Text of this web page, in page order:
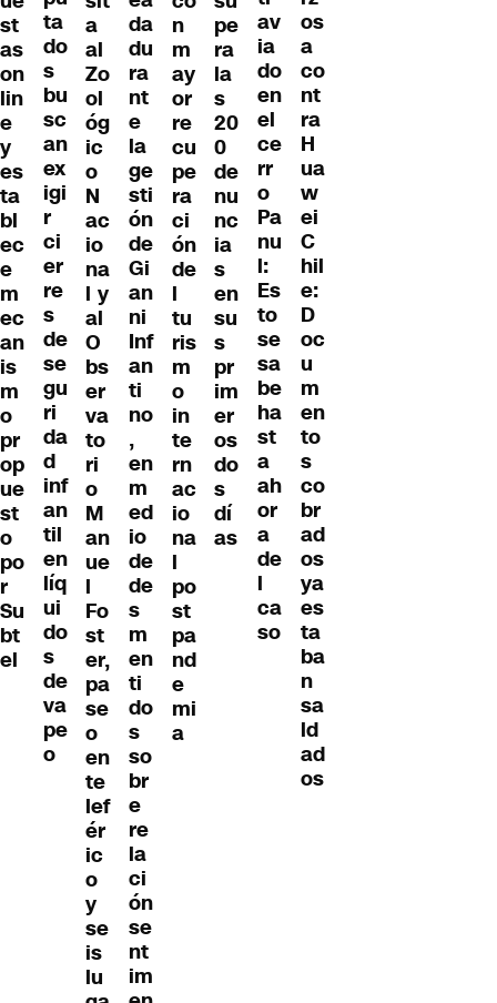
st
as
on
lin
e
y
es
ta
bl
ec
e
m
ec
an
is
m
o
pr
op
ue
st
o
po
r
Su
bt
el
ta
do
s
bu
sc
an
ex
igi
r
ci
er
re
s
de
se
gu
ri
da
d
inf
an
til
en
líq
ui
do
s
de
va
pe
o
a
al
Zo
ol
óg
ic
o
N
ac
io
na
l y
al
O
bs
er
va
to
ri
o
M
an
ue
l
Fo
st
er,
pa
se
o
en
te
lef
ér
ic
o
y
se
is
lu
da
du
ra
nt
e
la
ge
sti
ón
de
Gi
an
ni
Inf
an
ti
no
,
en
m
ed
io
de
de
s
m
en
ti
do
s
so
br
e
re
la
ci
ón
se
nt
im
n
m
ay
or
re
cu
pe
ra
ci
ón
de
l
tu
ris
m
o
in
te
rn
ac
io
na
l
po
st
pa
nd
e
mi
a
pe
ra
la
s
20
0
de
nu
nc
ia
s
en
su
s
pr
im
er
os
do
s
dí
as
av
ia
do
en
el
ce
rr
o
Pa
nu
l:
Es
to
se
sa
be
ha
st
a
ah
or
a
de
l
ca
so
os
a
co
nt
ra
H
ua
w
ei
C
hil
e:
D
oc
u
m
en
to
s
co
br
ad
os
ya
es
ta
ba
n
sa
ld
ad
os